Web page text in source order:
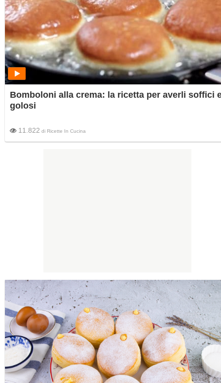
Bomboloni alla crema: la ricetta per averli soffici
golosi
11.822 di Ricette In Cucina